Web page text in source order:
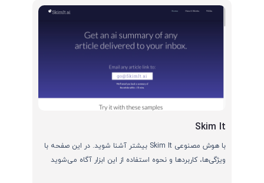
Skim It
با هوش مصنوعی Skim It بیشتر آشنا شوید. در این صفحه با
ویژگی‌ها، کاربردها و نحوه استفاده از این ابزار آگاه می‌شوید